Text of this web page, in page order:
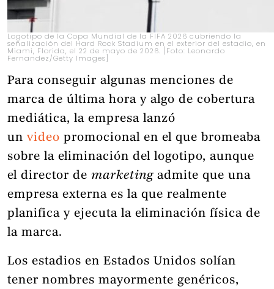
Logotipo de la Copa Mundial de la FIFA 2026 cubriendo la
señalización del Hard Rock Stadium en el exterior del estadio, en
Miami, Florida, el 22 de mayo de 2026. [Foto: Leonardo
Fernandez/Getty Images]
Para conseguir algunas menciones de
marca de última hora y algo de cobertura
mediática, la empresa lanzó
un video promocional en el que bromeaba
sobre la eliminación del logotipo, aunque
el director de marketing admite que una
empresa externa es la que realmente
planifica y ejecuta la eliminación física de
la marca.
Los estadios en Estados Unidos solían
tener nombres mayormente genéricos,